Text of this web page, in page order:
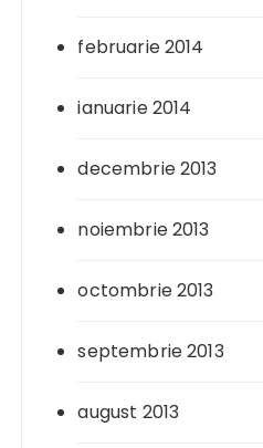
februarie 2014
ianuarie 2014
decembrie 2013
noiembrie 2013
octombrie 2013
septembrie 2013
august 2013